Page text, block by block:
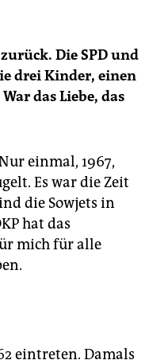
Die SPD und
drei Kinder, einen
das Liebe, das
einmal, 1967,
Es war die Zeit
die Sowjets in
hat das
mich für alle
eintreten. Damals